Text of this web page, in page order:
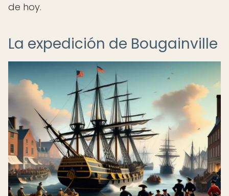
de hoy.
La expedición de Bougainville